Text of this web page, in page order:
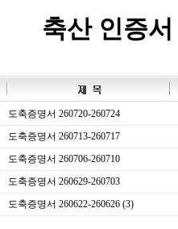
축산 인증
도축증명서 260720-260724
도축증명서 260713-260717
도축증명서 260706-260710
도축증명서 260629-260703
도축증명서 260622-260626 (3)